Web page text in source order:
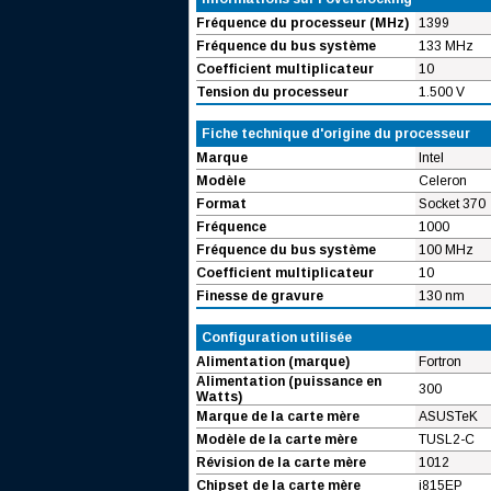
Fréquence du processeur (MHz)
1399
Fréquence du bus système
133 MHz
Coefficient multiplicateur
10
Tension du processeur
1.500 V
Fiche technique d'origine du processeur
Marque
Intel
Modèle
Celeron
Format
Socket 370
Fréquence
1000
Fréquence du bus système
100 MHz
Coefficient multiplicateur
10
Finesse de gravure
130 nm
Configuration utilisée
Alimentation (marque)
Fortron
Alimentation (puissance en
Watts)
300
Marque de la carte mère
ASUSTeK
Modèle de la carte mère
TUSL2-C
Révision de la carte mère
1012
Chipset de la carte mère
i815EP